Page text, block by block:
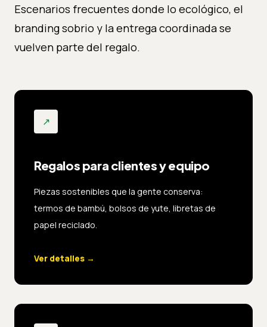
Escenarios frecuentes donde lo ecológico, el
branding sobrio y la entrega coordinada se
vuelven parte del regalo.
↗
Regalos para clientes y equipo
Piezas sostenibles que la gente conserva:
termos de bambú, bolsos de yute, libretas de
papel reciclado.
Ver detalles →